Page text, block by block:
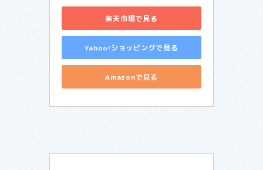
楽天市場で見る
Yahoo!ショッピングで見る
Amazonで見る